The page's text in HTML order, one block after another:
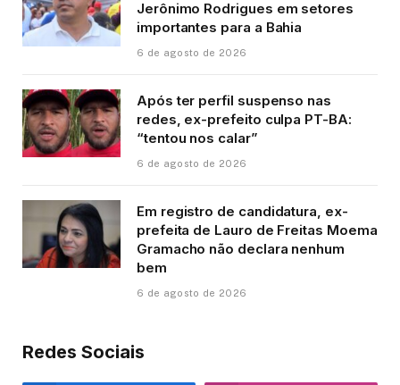
Jerônimo Rodrigues em setores
importantes para a Bahia
6 de agosto de 2026
Após ter perfil suspenso nas
redes, ex-prefeito culpa PT-BA:
“tentou nos calar”
6 de agosto de 2026
Em registro de candidatura, ex-
prefeita de Lauro de Freitas Moema
Gramacho não declara nenhum
bem
6 de agosto de 2026
Redes Sociais